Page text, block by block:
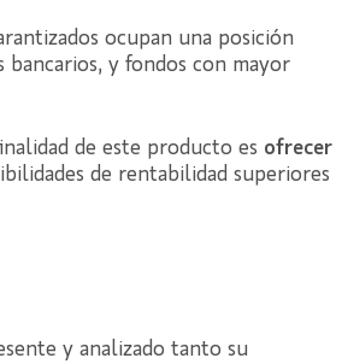
ocupan una posición
y fondos con mayor
de este producto es ofrecer
de rentabilidad superiores
y analizado tanto su